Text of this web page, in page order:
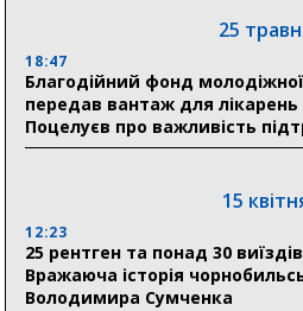
03 серпня
Романько розширює програму
прифронтової Сумщини:
в Австрії
відновлення житла майже на
31
25
18:47
Благодійний фонд молодіжної
передав вантаж для
Поцелуєв про важливість
15
12:23
25 рентген та понад 30
Вражаюча історія
Володимира Сумченка